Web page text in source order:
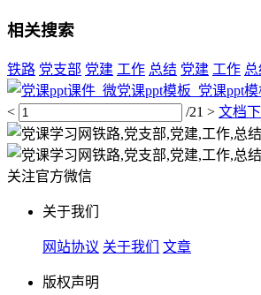
相关搜索
铁路 党支部 党建 工作 总结 党建 工作 总
< /21 > 文档
关注官方微信
关于我们
网站协议 关于我们 文章
版权声明